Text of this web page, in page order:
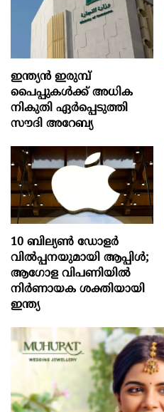
ഇന്ത്യൻ ഇരുമ്പ്
പൈപ്പുകൾക്ക് അധിക
നികുതി ഏർപ്പെടുത്തി
സൗദി അറേബ്യ
10 ബില്യൺ ഡോളർ
വിൽപ്പനയുമായി ആപ്പിൾ;
ആഗോള വിപണിയിൽ
നിർണായക ശക്തിയായി
ഇന്ത്യ